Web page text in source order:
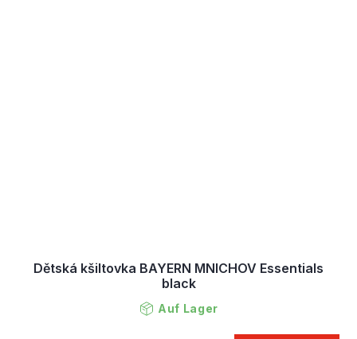
Dětská kšiltovka BAYERN MNICHOV Essentials
black
Auf Lager